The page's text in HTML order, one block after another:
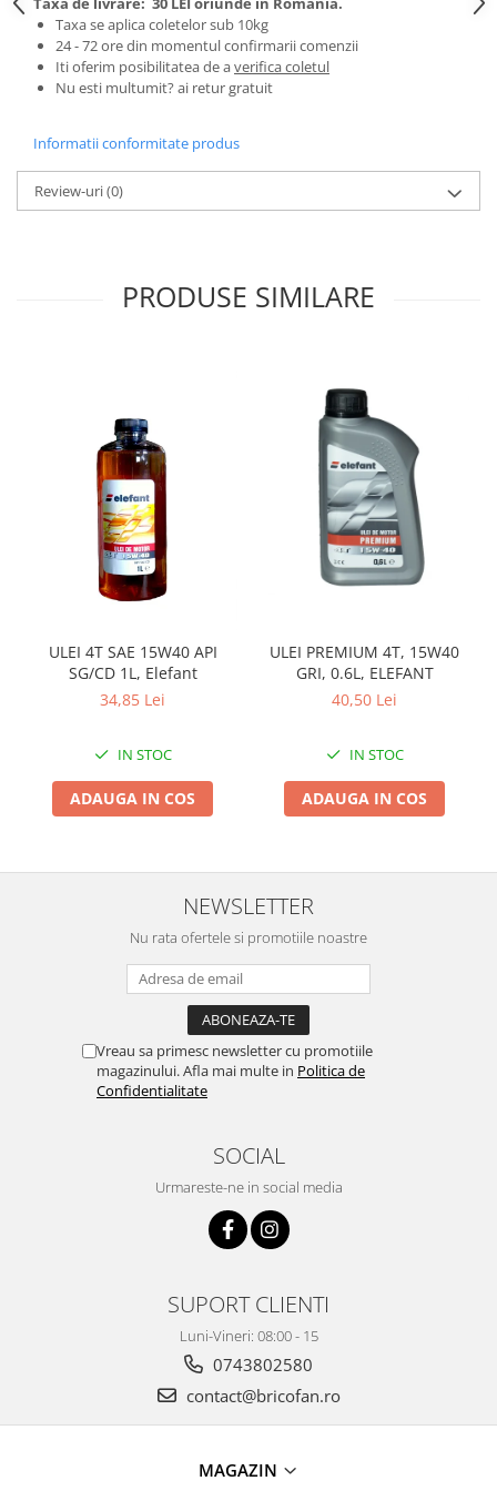
Tractoraș de tuns gazonul
Zootehnie
Incubatoare, oparitoare si
deplumatoare
Aparate de tuns animale
Piese si accesorii aparate de tuns
animale
Masini batut stalpi si accesorii
Corturi, Prelate si plase de
Lopeti zapada
Zdrobitoare si teascuri
Zdrobitoare electrice
Zdrobitoare manuale
Masini de cusut si accesorii
Articole antidaunatori gradina
Unelte altoit
Stropitori
Folie si plase pt plante
Masini de maturat manuale
Masini batut stalpi
Pentru Casa si Camping
Aragaze, plite, piese butelii de
Accesorii aragaze & butelii
Pirostrii si accesorii pentru gatit
Corpuri de iluminat
Lumina de crestere pentru plante
Taxa se aplica coletelor sub 10kg
24 - 72 ore din momentul confirmarii comenzii
Iti oferim posibilitatea de averifica coletul
Nu esti multumit? ai retur gratuit
Informatii conformitate produs
Review-uri(0)
PRODUSE SIMILARE
ULEI 4T SAE 15W40 API
SG/CD 1L, Elefant
34,85 Lei
IN STOC
ADAUGA IN COS
ULEI PREMIUM 4T, 15W40
GRI, 0.6L, ELEFANT
40,50 Lei
IN STOC
ADAUGA IN COS
NEWSLETTER
Nu rata ofertele si promotiile noastre
Vreau sa primesc newsletter cu promotiile
magazinului. Afla mai multe in Politica de
Confidentialitate
SOCIAL
Urmareste-ne in social media
SUPORT CLIENTI
Luni-Vineri: 08:00 - 15
0743802580
contact@bricofan.ro
MAGAZIN